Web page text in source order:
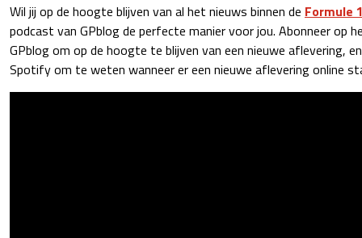
Wil jij op de hoogte blijven van al het nieuws binnen de Formule
podcast van GPblog de perfecte manier voor jou. Abonneer op
GPblog om op de hoogte te blijven van een nieuwe aflevering,
Spotify om te weten wanneer er een nieuwe aflevering online